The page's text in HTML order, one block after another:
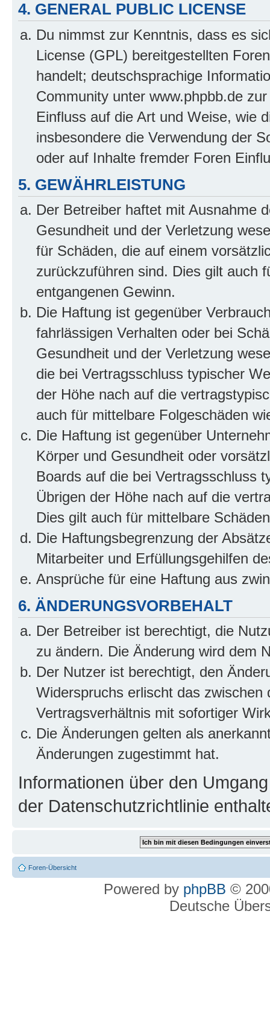
4. GENERAL PUBLIC LICENSE
Du nimmst zur Kenntnis, dass es
License (GPL) bereitgestellten
handelt; deutschsprachige
Community unter www.phpbb.de
Einfluss auf die Art und Weise, wie
insbesondere die Verwendung der
oder auf Inhalte fremder Foren
5. GEWÄHRLEISTUNG
Der Betreiber haftet mit Ausnahme
Gesundheit und der Verletzung
für Schäden, die auf einem
zurückzuführen sind. Dies gilt auch
entgangenen Gewinn.
Die Haftung ist gegenüber
fahrlässigen Verhalten oder bei
Gesundheit und der Verletzung
die bei Vertragsschluss typischer
der Höhe nach auf die
auch für mittelbare Folgeschäden
Die Haftung ist gegenüber
Körper und Gesundheit oder
Boards auf die bei Vertragsschluss
Übrigen der Höhe nach auf die
Dies gilt auch für mittelbare
Die Haftungsbegrenzung der
Mitarbeiter und Erfüllungsgehilfen
Ansprüche für eine Haftung aus
6. ÄNDERUNGSVORBEHALT
Der Betreiber ist berechtigt, die
zu ändern. Die Änderung wird dem
Der Nutzer ist berechtigt, den
Widerspruchs erlischt das
Vertragsverhältnis mit sofortiger
Die Änderungen gelten als
Änderungen zugestimmt hat.
Informationen über den
der Datenschutzrichtlinie
Foren-Übersicht
Powered by phpBB ©
Deutsche